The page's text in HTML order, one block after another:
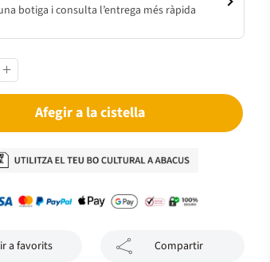
botiga i consulta l’entrega més ràpida
Afegir a la cistella
a favorits Compartir